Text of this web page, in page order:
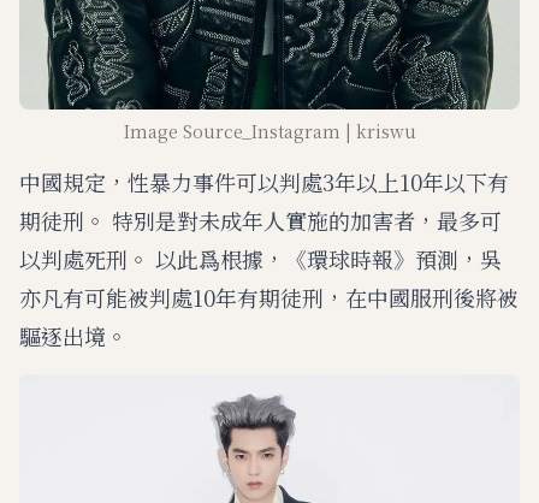
Image Source_Instagram | kriswu
中國規定，性暴力事件可以判處3年以上10年以下有
期徒刑。 特別是對未成年人實施的加害者，最多可
以判處死刑。 以此爲根據，《環球時報》預測，吳
亦凡有可能被判處10年有期徒刑，在中國服刑後將被
驅逐出境。